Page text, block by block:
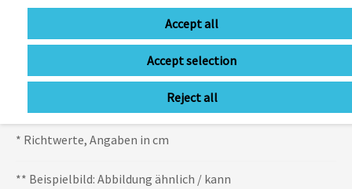
53 173-179
55 180-185
* Richtwerte, Angaben in cm
** Beispielbild: Abbildung ähnlich / kann
Accept all
Accept selection
Reject all